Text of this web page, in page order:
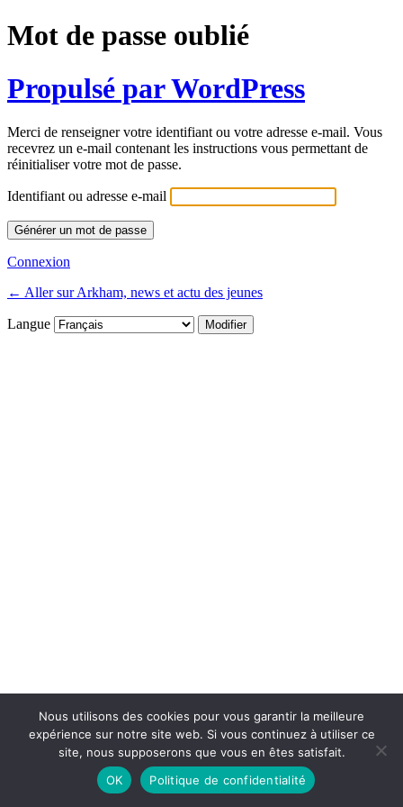
Mot de passe oublié
Propulsé par WordPress
Merci de renseigner votre identifiant ou votre adresse e-mail. Vous
recevrez un e-mail contenant les instructions vous permettant de
réinitialiser votre mot de passe.
Identifiant ou adresse e-mail
Connexion
← Aller sur Arkham, news et actu des jeunes
Langue
Nous utilisons des cookies pour vous garantir la meilleure
expérience sur notre site web. Si vous continuez à utiliser ce
site, nous supposerons que vous en êtes satisfait.
OK
Politique de confidentialité